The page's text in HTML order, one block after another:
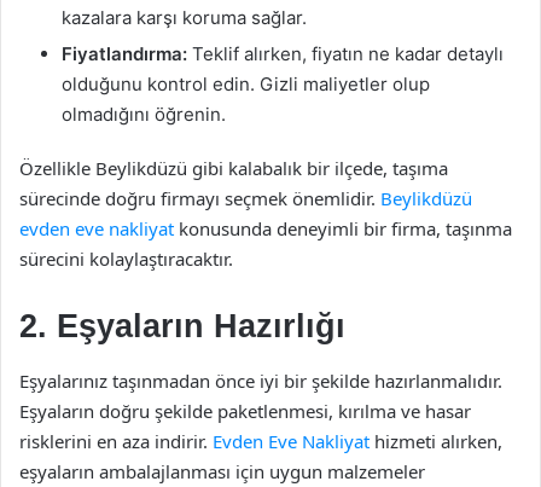
kazalara karşı koruma sağlar.
Fiyatlandırma: Teklif alırken, fiyatın ne kadar detaylı
olduğunu kontrol edin. Gizli maliyetler olup
olmadığını öğrenin.
Özellikle Beylikdüzü gibi kalabalık bir ilçede, taşıma
sürecinde doğru firmayı seçmek önemlidir. Beylikdüzü
evden eve nakliyat konusunda deneyimli bir firma, taşınma
sürecini kolaylaştıracaktır.
2. Eşyaların Hazırlığı
Eşyalarınız taşınmadan önce iyi bir şekilde hazırlanmalıdır.
Eşyaların doğru şekilde paketlenmesi, kırılma ve hasar
risklerini en aza indirir. Evden Eve Nakliyat hizmeti alırken,
eşyaların ambalajlanması için uygun malzemeler